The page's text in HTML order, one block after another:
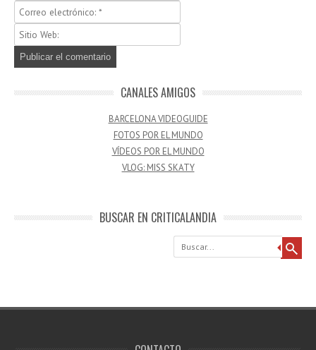
CANALES AMIGOS
BARCELONA VIDEOGUIDE
FOTOS POR EL MUNDO
VÍDEOS POR EL MUNDO
VLOG: MISS SKATY
BUSCAR EN CRITICALANDIA
Buscar